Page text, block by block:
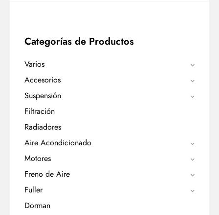
Categorías de Productos
Varios
Accesorios
Suspensión
Filtración
Radiadores
Aire Acondicionado
Motores
Freno de Aire
Fuller
Dorman